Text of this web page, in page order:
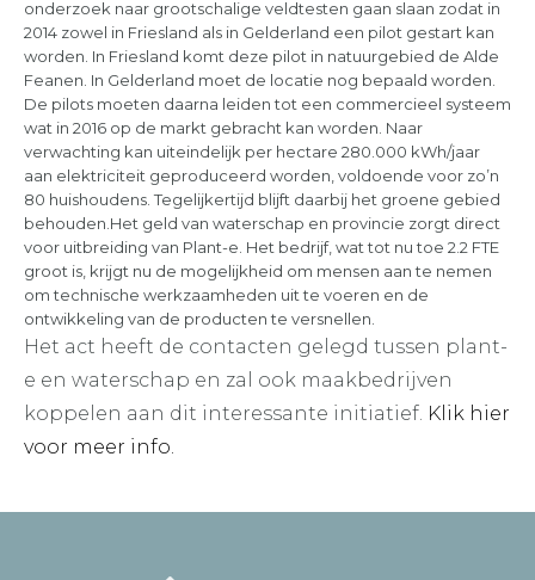
onderzoek naar grootschalige veldtesten gaan slaan zodat in
2014 zowel in Friesland als in Gelderland een pilot gestart kan
worden. In Friesland komt deze pilot in natuurgebied de Alde
Feanen. In Gelderland moet de locatie nog bepaald worden.
De pilots moeten daarna leiden tot een commercieel systeem
wat in 2016 op de markt gebracht kan worden. Naar
verwachting kan uiteindelijk per hectare 280.000 kWh/jaar
aan elektriciteit geproduceerd worden, voldoende voor zo’n
80 huishoudens. Tegelijkertijd blijft daarbij het groene gebied
behouden.Het geld van waterschap en provincie zorgt direct
voor uitbreiding van Plant-e. Het bedrijf, wat tot nu toe 2.2 FTE
groot is, krijgt nu de mogelijkheid om mensen aan te nemen
om technische werkzaamheden uit te voeren en de
ontwikkeling van de producten te versnellen.
Het act heeft de contacten gelegd tussen plant-
e en waterschap en zal ook maakbedrijven
koppelen aan dit interessante initiatief. Klik hier
voor meer info.